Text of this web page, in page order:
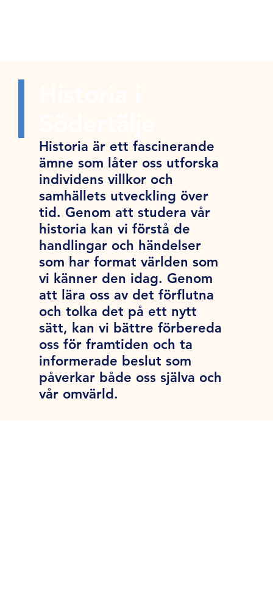
Historia är ett fascinerande
ämne som låter oss utforska
individens villkor och
samhällets utveckling över
tid. Genom att studera vår
historia kan vi förstå de
handlingar och händelser
som har format världen som
vi känner den idag. Genom
att lära oss av det förflutna
och tolka det på ett nytt
sätt, kan vi bättre förbereda
oss för framtiden och ta
informerade beslut som
påverkar både oss själva och
vår omvärld.